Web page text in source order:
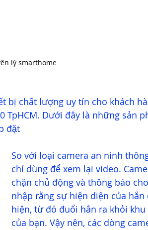
lý smarthome
bị chất lượng uy tín cho khách
TpHCM. Dưới đây là những sản
đặt
So với loại camera an ninh
chỉ dùng để xem lại video.
chặn chủ động và thông báo
nhập rằng sự hiện diện của hắn
hiện, từ đó đuổi hắn ra khỏi khu
của bạn. Vậy nên, các dòng